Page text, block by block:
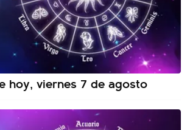
hoy, viernes 7 de agosto